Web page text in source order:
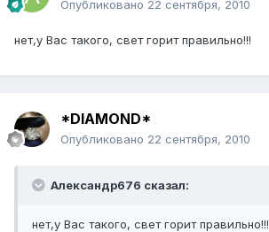
Опубликовано 22 сентября, 2010
нет,у Вас такого, свет горит правильно!!!
*DIAMOND*
Опубликовано 22 сентября, 2010
Александр676 сказал:
нет,у Вас такого, свет горит правильно!!!